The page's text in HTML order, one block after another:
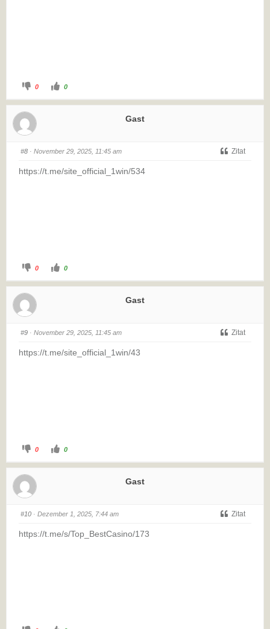
0 0
Gast
#8 · November 29, 2025, 11:45 am Zitat
https://t.me/site_official_1win/534
0 0
Gast
#9 · November 29, 2025, 11:45 am Zitat
https://t.me/site_official_1win/43
0 0
Gast
#10 · Dezember 1, 2025, 7:44 am Zitat
https://t.me/s/Top_BestCasino/173